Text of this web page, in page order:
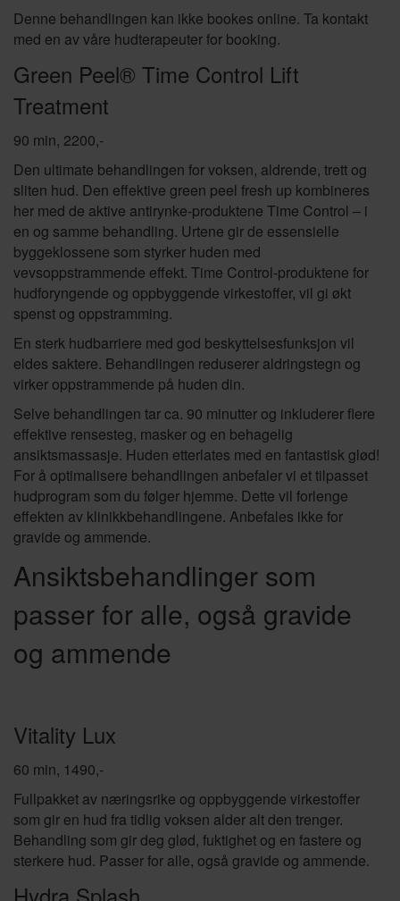
Denne behandlingen kan ikke bookes online. Ta kontakt
med en av våre hudterapeuter for booking.
Green Peel® Time Control Lift
Treatment
90 min, 2200,-
Den ultimate behandlingen for voksen, aldrende, trett og
sliten hud. Den effektive green peel fresh up kombineres
her med de aktive antirynke-produktene Time Control – i
en og samme behandling. Urtene gir de essensielle
byggeklossene som styrker huden med
vevsoppstrammende effekt. Time Control-produktene for
hudforyngende og oppbyggende virkestoffer, vil gi økt
spenst og oppstramming.
En sterk hudbarriere med god beskyttelsesfunksjon vil
eldes saktere. Behandlingen reduserer aldringstegn og
virker oppstrammende på huden din.
Selve behandlingen tar ca. 90 minutter og inkluderer flere
effektive rensesteg, masker og en behagelig
ansiktsmassasje. Huden etterlates med en fantastisk glød!
For å optimalisere behandlingen anbefaler vi et tilpasset
hudprogram som du følger hjemme. Dette vil forlenge
effekten av klinikkbehandlingene. Anbefales ikke for
gravide og ammende.
Ansiktsbehandlinger som
passer for alle, også gravide
og ammende
Vitality Lux
60 min, 1490,-
Fullpakket av næringsrike og oppbyggende virkestoffer
som gir en hud fra tidlig voksen alder alt den trenger.
Behandling som gir deg glød, fuktighet og en fastere og
sterkere hud. Passer for alle, også gravide og ammende.